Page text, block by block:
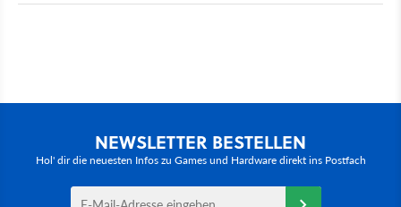
NEWSLETTER BESTELLEN
Hol' dir die neuesten Infos zu Games und Hardware direkt ins Postfach